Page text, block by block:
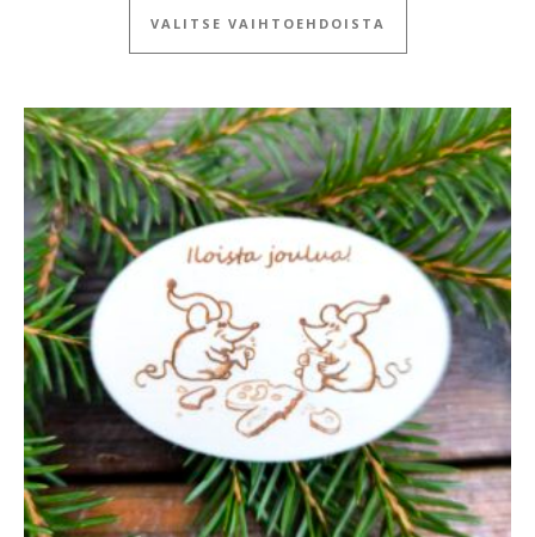
VALITSE VAIHTOEHDOISTA